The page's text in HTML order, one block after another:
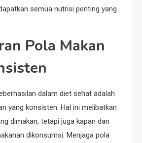
semua nutrisi penting yang
Pola Makan
dalam diet sehat adalah
yang konsisten. Hal ini melibatkan
dimakan, tetapi juga kapan dan
dikonsumsi. Menjaga pola